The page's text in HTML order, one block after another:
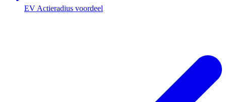
EV Actieradius voordeel